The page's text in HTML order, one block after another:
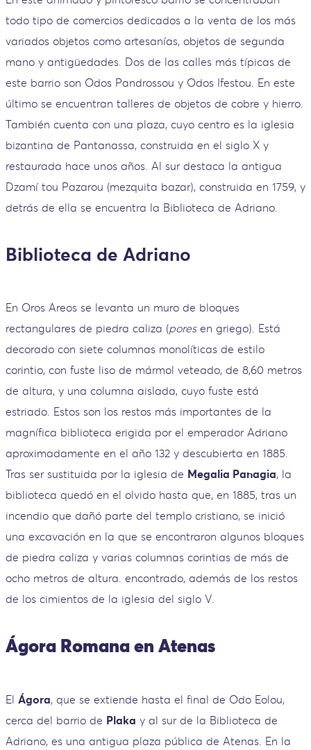
todo tipo de comercios dedicados a la venta de los más
variados objetos como artesanías, objetos de segunda
mano y antigüedades. Dos de las calles más típicas de
este barrio son Odos Pandrossou y Odos Ifestou. En este
último se encuentran talleres de objetos de cobre y hierro.
También cuenta con una plaza, cuyo centro es la iglesia
bizantina de Pantanassa, construida en el siglo X y
restaurada hace unos años. Al sur destaca la antigua
Dzamí tou Pazarou (mezquita bazar), construida en 1759, y
detrás de ella se encuentra la Biblioteca de Adriano.
Biblioteca de Adriano
En Oros Areos se levanta un muro de bloques
rectangulares de piedra caliza (poresen griego). Está
decorado con siete columnas monolíticas de estilo
corintio, con fuste liso de mármol veteado, de 8,60 metros
de altura, y una columna aislada, cuyo fuste está
estriado. Estos son los restos más importantes de la
magnífica biblioteca erigida por el emperador Adriano
aproximadamente en el año 132 y descubierta en 1885.
Tras ser sustituida por la iglesia de Megalia Panagia, la
biblioteca quedó en el olvido hasta que, en 1885, tras un
incendio que dañó parte del templo cristiano, se inició
una excavación en la que se encontraron algunos bloques
de piedra caliza y varias columnas corintias de más de
ocho metros de altura. encontrado, además de los restos
de los cimientos de la iglesia del siglo V.
Ágora Romana en Atenas
El Ágora, que se extiende hasta el final de Odo Eolou,
cerca del barrio de Plaka y al sur de la Biblioteca de
Adriano, es una antigua plaza pública de Atenas. En la